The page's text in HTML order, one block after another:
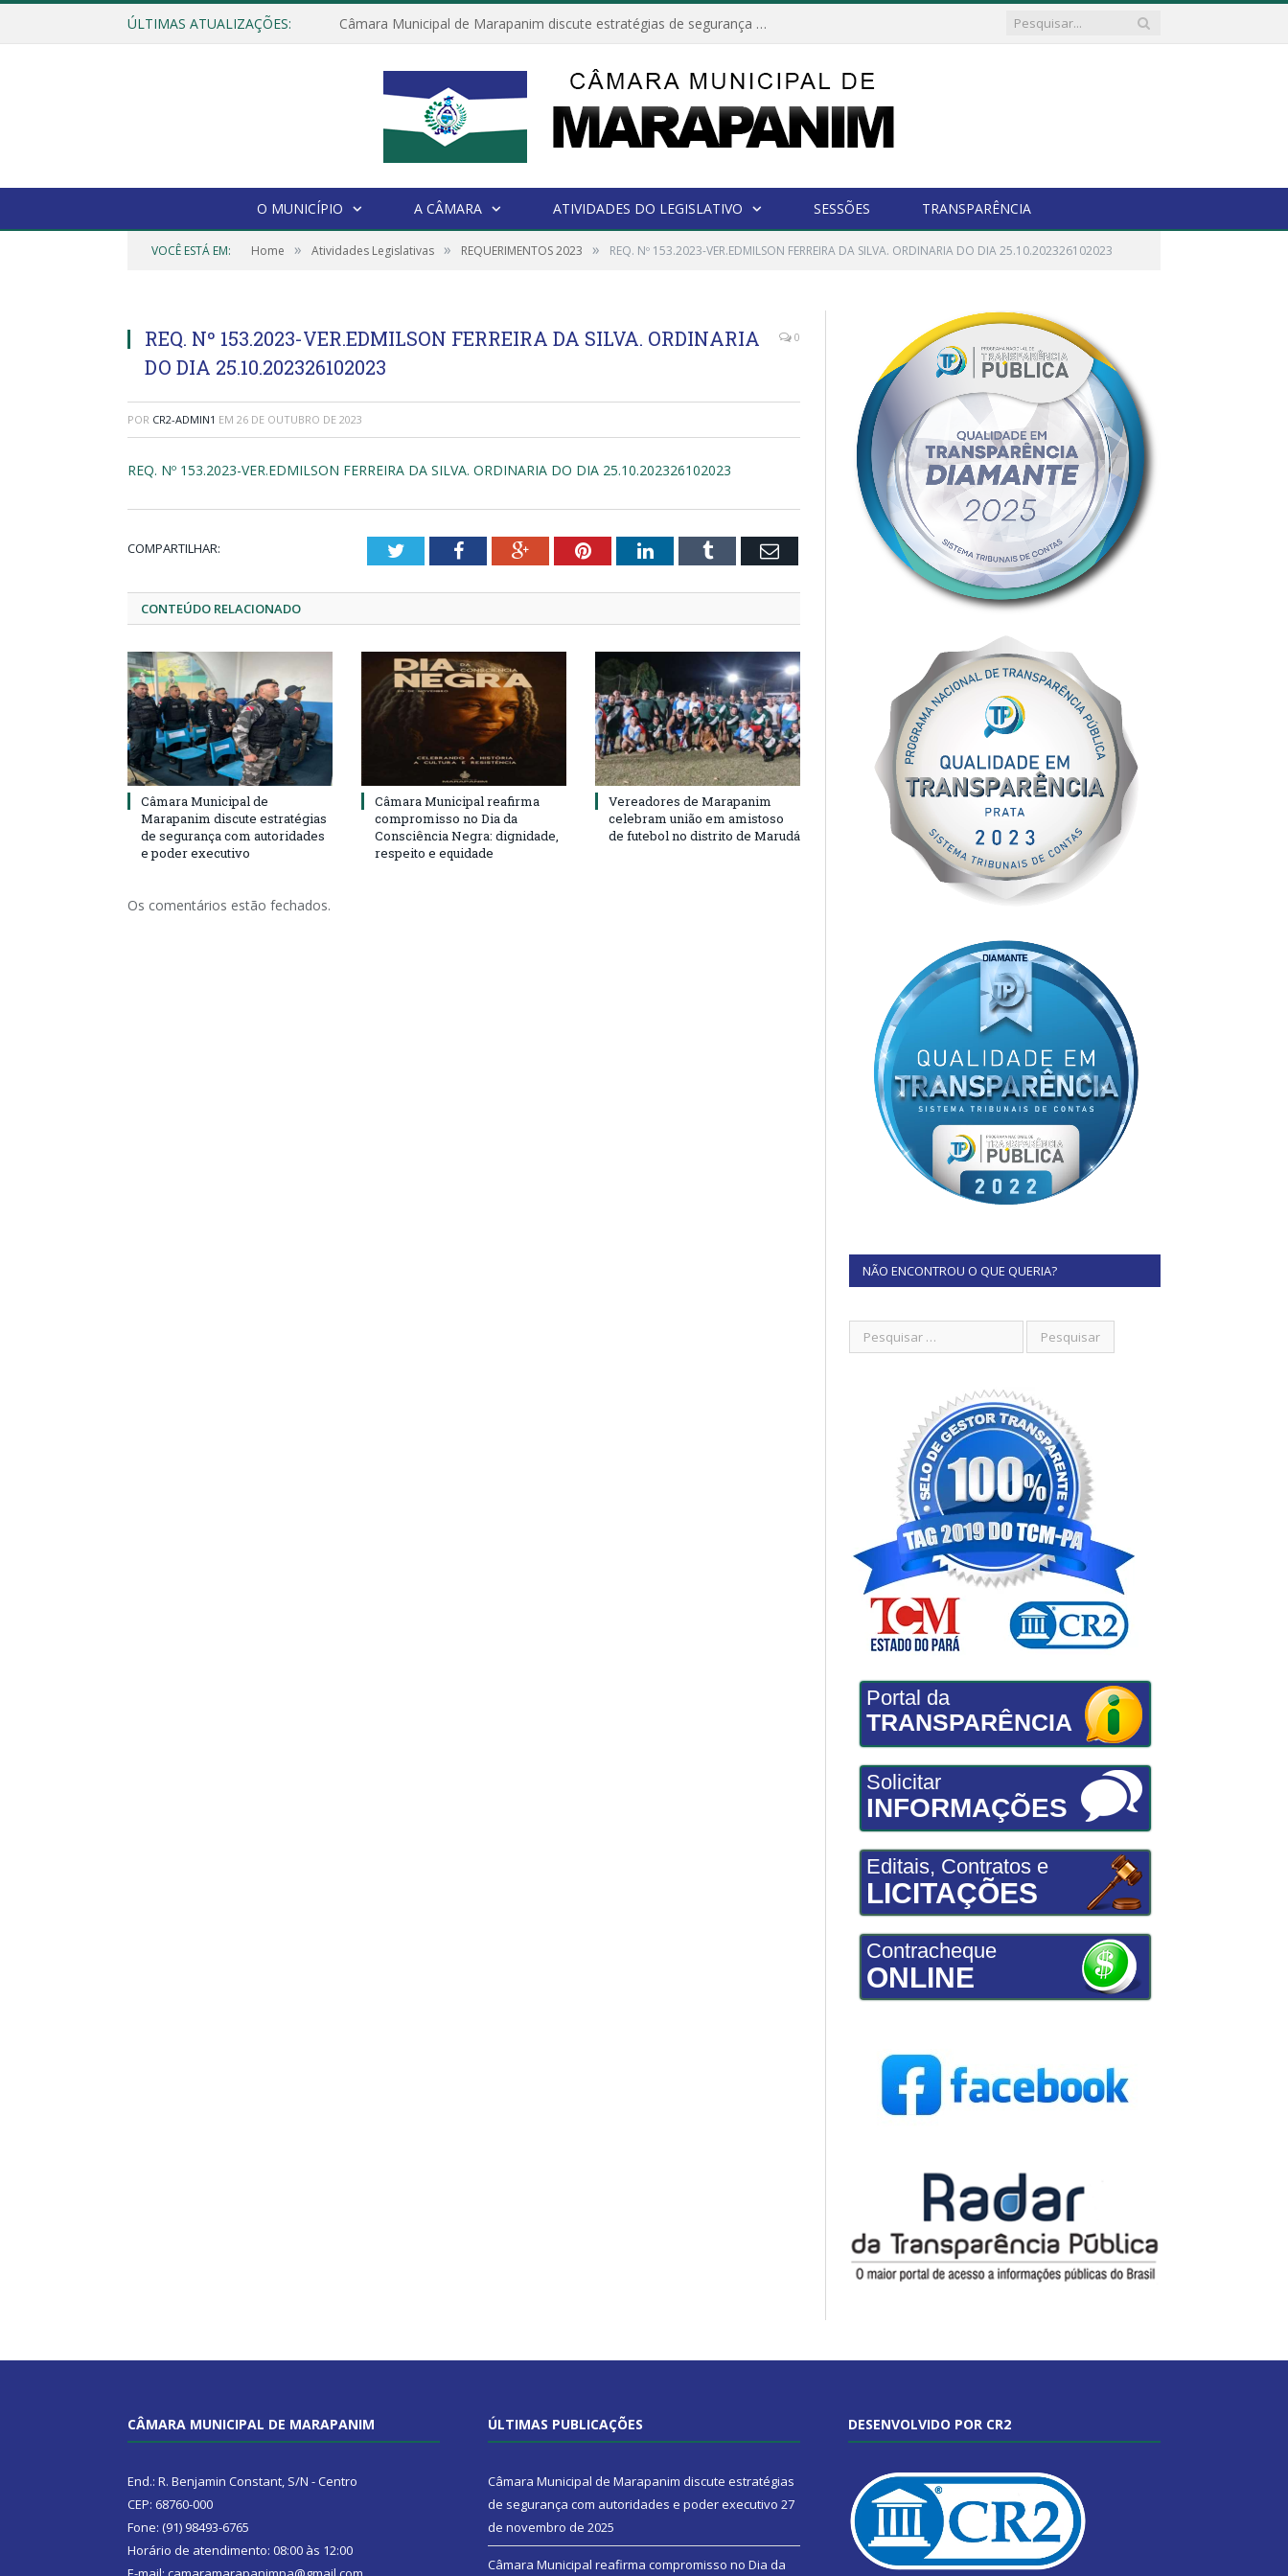
ÚLTIMAS ATUALIZAÇÕES: Câmara Municipal de Marapanim discute estratégias de segurança com autoridades e poder executivo
O MUNICÍPIO A CÂMARA ATIVIDADES DO LEGISLATIVO SESSÕES TRANSPARÊNCIA
VOCÊ ESTÁ EM: Home » Atividades Legislativas » REQUERIMENTOS 2023 » REQ. Nº 153.2023-VER.EDMILSON FERREIRA DA SILVA. ORDINARIA DO DIA 25.10.202326102023
REQ. Nº 153.2023-VER.EDMILSON FERREIRA DA SILVA. ORDINARIA
DO DIA 25.10.202326102023
0
POR CR2-ADMIN1 EM 26 DE OUTUBRO DE 2023
REQ. Nº 153.2023-VER.EDMILSON FERREIRA DA SILVA. ORDINARIA DO DIA 25.10.202326102023
COMPARTILHAR: TwitterFacebookGoogle+PinterestLinkedInTumblr Email
CONTEÚDO RELACIONADO
Câmara Municipal de
Marapanim discute estratégias
de segurança com autoridades
e poder executivo
Câmara Municipal reafirma
compromisso no Dia da
Consciência Negra: dignidade,
respeito e equidade
Vereadores de Marapanim
celebram união em amistoso
de futebol no distrito de Marudá
Os comentários estão fechados.
NÃO ENCONTROU O QUE QUERIA?
Portal da
TRANSPARÊNCIA
Solicitar
INFORMAÇÕES
Editais, Contratos e
LICITAÇÕES
Contracheque
ONLINE
CÂMARA MUNICIPAL DE MARAPANIM
End.: R. Benjamin Constant, S/N - Centro
CEP: 68760-000
Fone: (91) 98493-6765
Horário de atendimento: 08:00 às 12:00
ÚLTIMAS PUBLICAÇÕES
Câmara Municipal de Marapanim discute estratégias
de segurança com autoridades e poder executivo 27
de novembro de 2025
Câmara Municipal reafirma compromisso no Dia da
DESENVOLVIDO POR CR2